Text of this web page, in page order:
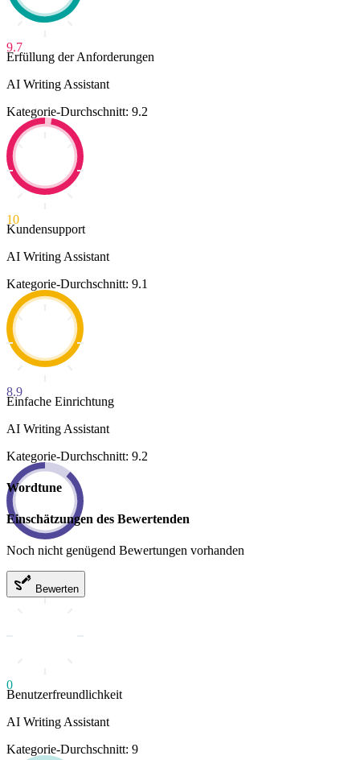
9.7
Erfüllung der Anforderungen
AI Writing Assistant
Kategorie-Durchschnitt: 9.2
10
Kundensupport
AI Writing Assistant
Kategorie-Durchschnitt: 9.1
8.9
Einfache Einrichtung
AI Writing Assistant
Kategorie-Durchschnitt: 9.2
Wordtune
Einschätzungen des Bewertenden
Noch nicht genügend Bewertungen vorhanden
Bewerten
0
Benutzerfreundlichkeit
AI Writing Assistant
Kategorie-Durchschnitt: 9